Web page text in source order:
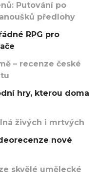
Putování po
předlohy
RPG pro
– recenze české
hry, kterou doma
živých i mrtvých
nové
skvělé umělecké